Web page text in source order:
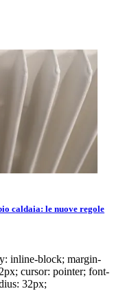
caldaia: le nuove regole
inline-block; margin-
cursor: pointer; font-
32px;